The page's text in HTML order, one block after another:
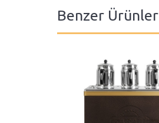
Benzer Ürünler